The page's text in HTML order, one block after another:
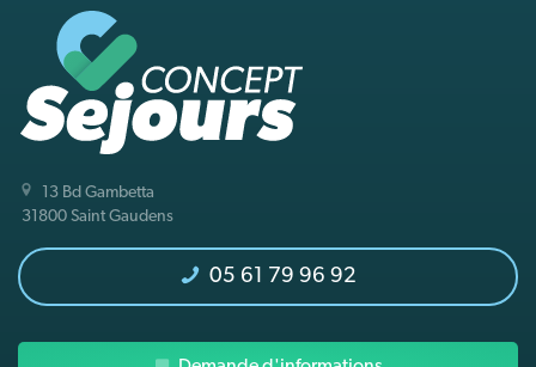
13 Bd Gambetta
31800 Saint Gaudens
05 61 79 96 92